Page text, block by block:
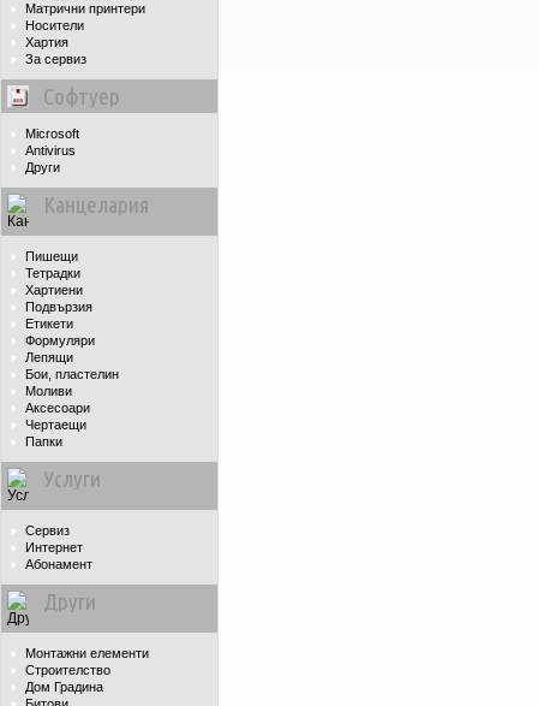
Матрични принтери
Носители
Хартия
За сервиз
Софтуер
Microsoft
Antivirus
Други
Канцелария
Пишещи
Тетрадки
Хартиени
Подвързия
Етикети
Формуляри
Лепящи
Бои, пластелин
Моливи
Аксесоари
Чертаещи
Папки
Услуги
Сервиз
Интернет
Абонамент
Други
Монтажни елементи
Строителство
Дом Градина